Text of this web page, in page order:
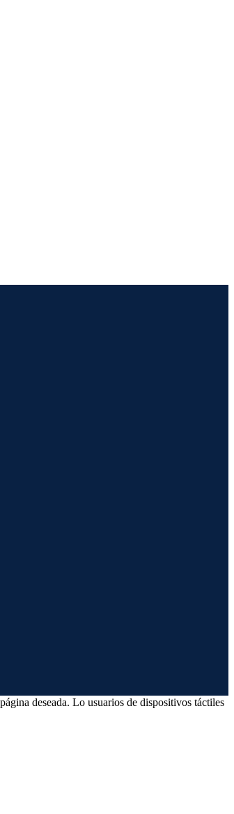
deseada. Lo usuarios de dispositivos táctiles